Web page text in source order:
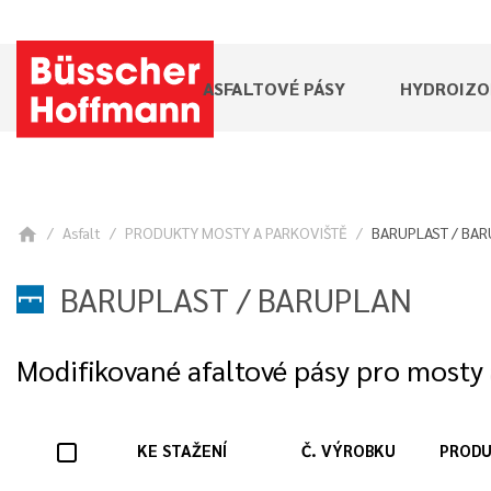
ASFALTOVÉ PÁSY
home Asfalt PRODUKTY MOSTY A PARKOVIŠTĚ BARUPLAST /
BARUPLAST / BARUPLAN
Modifikované afaltové pásy pro
KE STAŽENÍ Č. VÝROBKU